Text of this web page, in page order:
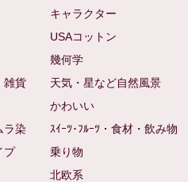
キャラクター
USAコットン
幾何学
雑貨
天気・星など自然風景
かわいい
ラ染
ｽｲｰﾂ･ﾌﾙｰﾂ・食材・飲み物
プ
乗り物
北欧系